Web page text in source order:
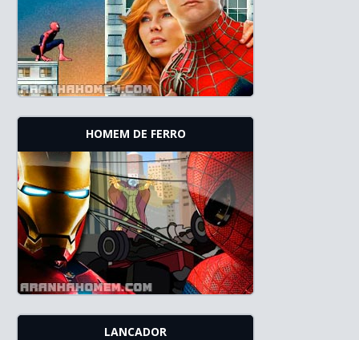
HOMEM DE FERRO
LANCADOR